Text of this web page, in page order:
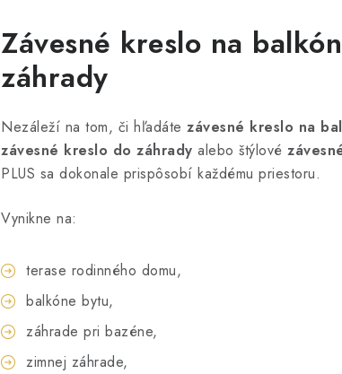
Závesné kreslo na
záhrady
Nezáleží na tom, či hľadáte závesné kreslo na
závesné kreslo do záhrady alebo štýlové
PLUS sa dokonale prispôsobí každému priestoru.
Vynikne na:
terase rodinného domu,
balkóne bytu,
záhrade pri bazéne,
zimnej záhrade,